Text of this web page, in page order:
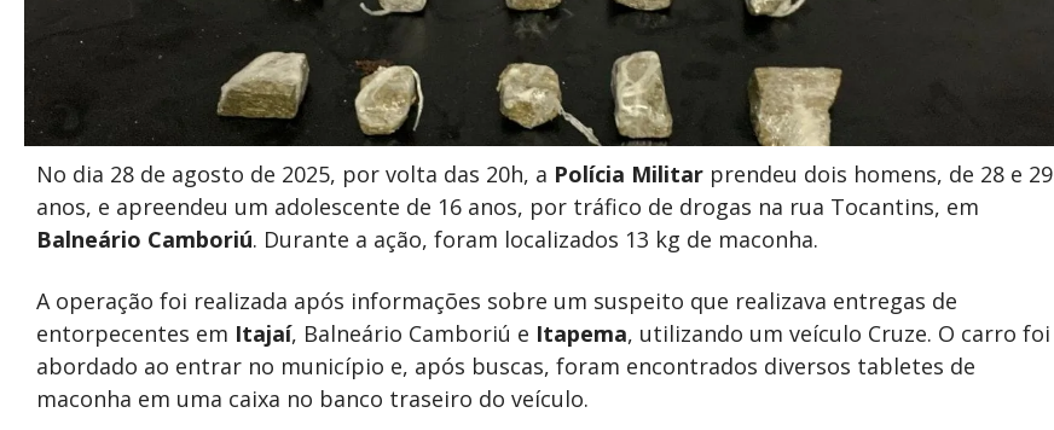
No dia 28 de agosto de 2025, por volta das 20h, a Polícia Militar prendeu dois homens, de 28 e 29
anos, e apreendeu um adolescente de 16 anos, por tráfico de drogas na rua Tocantins, em
Balneário Camboriú. Durante a ação, foram localizados 13 kg de maconha.
A operação foi realizada após informações sobre um suspeito que realizava entregas de
entorpecentes em Itajaí, Balneário Camboriú e Itapema, utilizando um veículo Cruze. O carro foi
abordado ao entrar no município e, após buscas, foram encontrados diversos tabletes de
maconha em uma caixa no banco traseiro do veículo.